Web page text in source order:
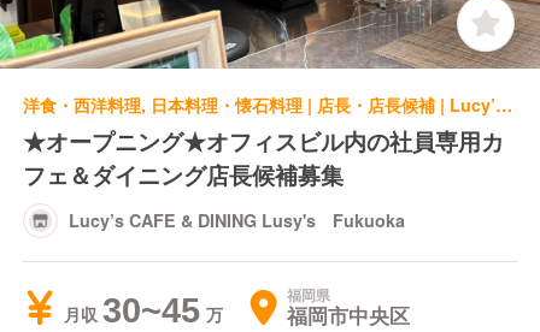
洋食・西洋料理, 日本料理・懐石料理 | 店長・店長候補 | Lucy’s CAFE & DINING Lusy's Fukuoka
★オープニング★オフィスビル内の社員専用カ
フェ＆ダイニング店長候補募集
Lucy’s CAFE & DINING Lusy's Fukuoka
月収 30~45 福岡県
福岡市中央区